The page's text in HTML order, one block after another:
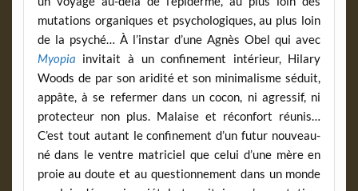
mutations organiques et psychologiques, au plus loin
de la psyché… À l’instar d’une Agnès Obel qui avec
Myopia invitait à un confinement intérieur, Hilary
Woods de par son aridité et son minimalisme séduit,
appâte, à se refermer dans un cocon, ni agressif, ni
protecteur non plus. Malaise et réconfort réunis…
C’est tout autant le confinement d’un futur nouveau-
né dans le ventre matriciel que celui d’une mère en
proie au doute et au questionnement dans un monde